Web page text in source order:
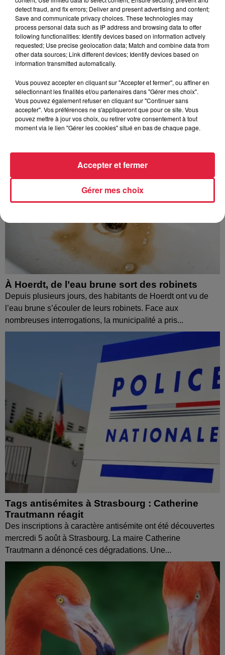
Au zoo de Mulhouse : rencontre
avec les flamants rouges
À découvrir également
À Hoerdt, de l’eau brune sort des robinets
Depuis plusieurs jours, des habitants de Hoerdt ont vu de
l’eau brune s’écouler de leurs robinets. Face aux
nombreuses interrogations, la municipalité a pris...
Tags antisémites à Strasbourg : Catherine
Trautmann réagit
Des inscriptions à caractère antisémite ont été découvertes
mercredi 5 août à Strasbourg. La maire Catherine
Trautmann a dénoncé ces dégradations. Une...
detect fraud, and fix errors; Deliver and present advertising and content;
Save and communicate privacy choices. These technologies may
process personal data such as IP address and browsing data to offer
following functionalities: Identify devices based on information actively
requested; Use precise geolocation data; Match and combine data from
other data sources; Link different devices; Identify devices based on
information transmitted automatically.
Vous pouvez accepter en cliquant sur "Accepter et fermer", ou affiner en
sélectionnant les finalités et/ou partenaires dans "Gérer mes choix".
Vous pouvez également refuser en cliquant sur "Continuer sans
accepter". Vos préférences ne s'appliqueront que pour ce site. Vous
pouvez mettre à jour vos choix, ou retirer votre consentement à tout
moment via le lien "Gérer les cookies" situé en bas de chaque page.
Gérer mes choix
Accepter et fermer